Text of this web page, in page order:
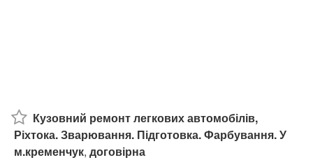
Кузовний ремонт легкових автомобілів,
Ріхтока. Зварювання. Підготовка. Фарбування. У
м.кременчук, договірна